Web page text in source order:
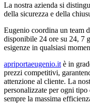
La nostra azienda si
della sicurezza e della
Eugenio coordina un team
disponibile 24 ore su 24, 7
esigenze in qualsiasi
apriportaeugenio.it è in
prezzi competitivi,
attenzione al cliente. La
personalizzate per ogni tipo
sempre la massima